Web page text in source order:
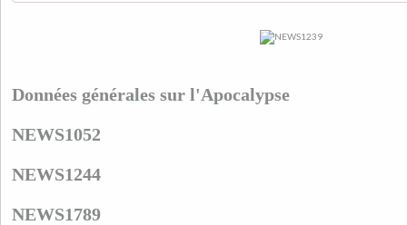
Données générales sur l'Apocalypse
NEWS1052
NEWS1244
NEWS1789